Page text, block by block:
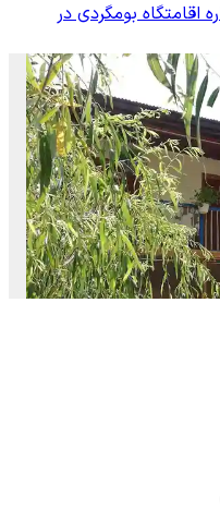
اقامتگاه بومگردی در